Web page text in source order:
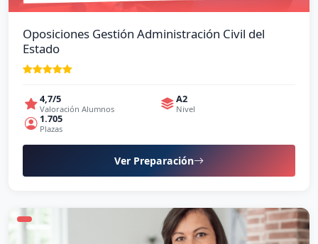
Oposiciones Gestión Administración Civil del
Estado
4,7/5
Valoración Alumnos
A2
Nivel
1.705
Plazas
Ver Preparación